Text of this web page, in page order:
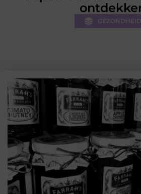
GEZONDHEID